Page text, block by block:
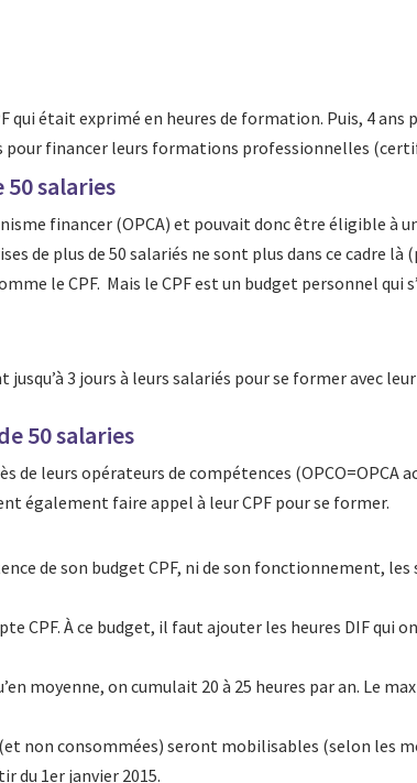
qui était exprimé en heures de formation. Puis, 4
pour financer leurs formations professionnelles
salaries
financer (OPCA) et pouvait donc être éligible à
de plus de 50 salariés ne sont plus dans ce cadre là
le CPF. Mais le CPF est un budget personnel qui
3 jours à leurs salariés pour se former avec
50 salaries
de leurs opérateurs de compétences (OPCO=OPCA
également faire appel à leur CPF pour se former.
de son budget CPF, ni de son fonctionnement,
CPF. À ce budget, il faut ajouter les heures DIF qui
moyenne, on cumulait 20 à 25 heures par an. Le
non consommées) seront mobilisables (selon les
du 1er janvier 2015.